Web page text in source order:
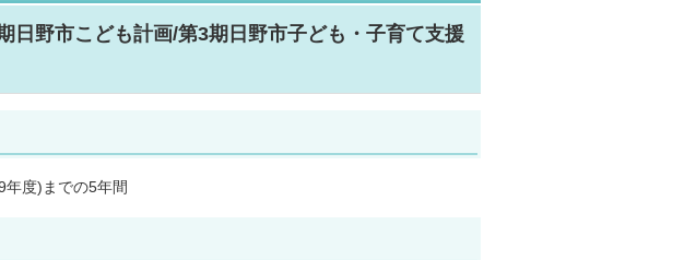
日野市こども計画/第3期日野市子ども・子育て支援
度)までの5年間